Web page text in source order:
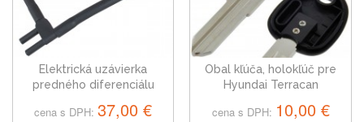
Elektrická uzávierka
predného diferenciálu
cena s DPH: 37,00 €
Obal kľúča, holokľúč pre
Hyundai Terracan
cena s DPH: 10,00 €